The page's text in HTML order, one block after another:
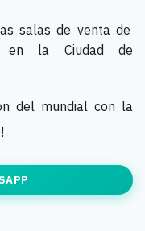
salas de venta de
en la Ciudad de
del mundial con la